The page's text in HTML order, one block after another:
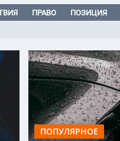
ПРАВО ПОЗИЦИЯ
ПОПУЛЯРНОЕ